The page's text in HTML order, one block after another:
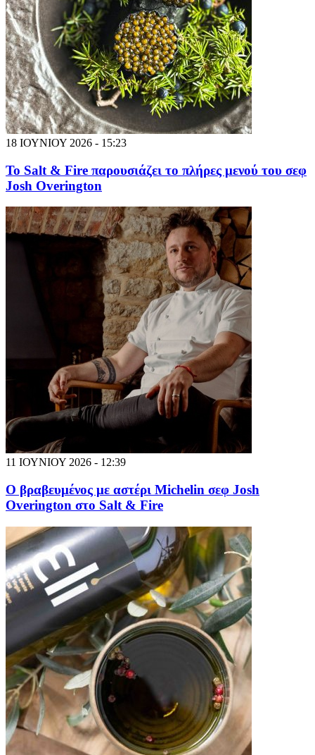
18 ΙΟΥΝΙΟΥ 2026 - 15:23
Το Salt & Fire παρουσιάζει το πλήρες μενού του σεφ
Josh Overington
11 ΙΟΥΝΙΟΥ 2026 - 12:39
Ο βραβευμένος με αστέρι Michelin σεφ Josh
Overington στο Salt & Fire